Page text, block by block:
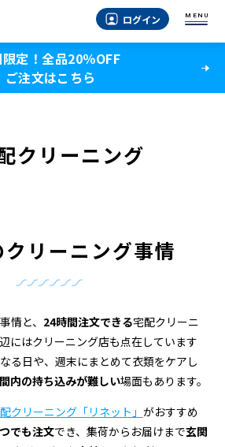
ログイン MENU
定！全品20％OFF
ご注文はこちら
クリーニング
リーニング事情
情と、 24時間注文できる宅配クリーニ
にはクリーニング店も点在しています
る日や、週末にまとめて衣類をケアし
内の持ち込みが難しい場面もあります。
クリーニング「リネット」 がおすすめ
でも注文でき、集荷からお届けまで玄関